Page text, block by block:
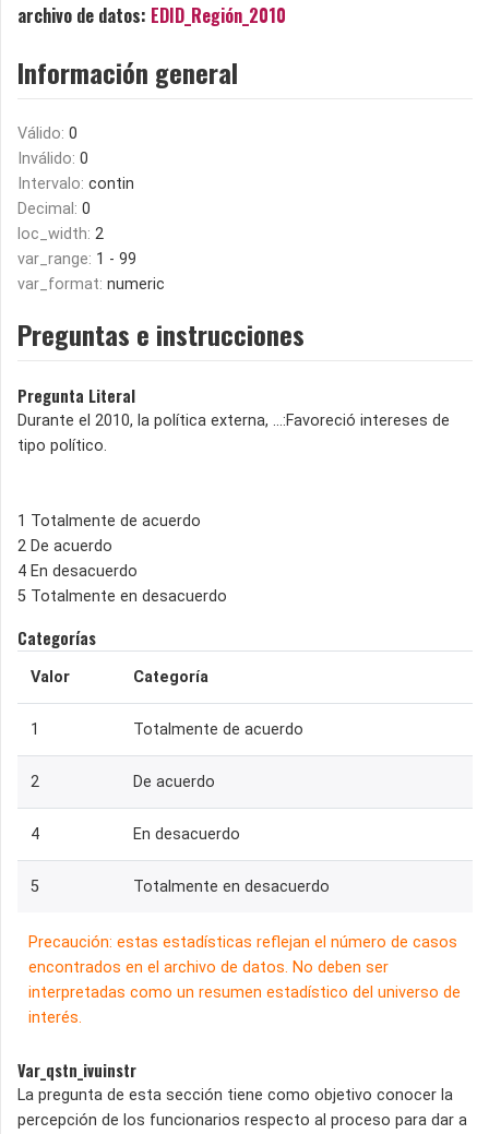
archivo de datos: EDID_Región_2010
Información general
Válido: 0
Inválido: 0
Intervalo: contin
Decimal: 0
loc_width: 2
var_range: 1 - 99
var_format: numeric
Preguntas e instrucciones
Pregunta Literal
Durante el 2010, la política externa, …:Favoreció intereses de
tipo político.
1 Totalmente de acuerdo
2 De acuerdo
4 En desacuerdo
5 Totalmente en desacuerdo
Categorías
Valor Categoría
1 Totalmente de acuerdo
2 De acuerdo
4 En desacuerdo
5 Totalmente en desacuerdo
Precaución: estas estadísticas reflejan el número de casos
encontrados en el archivo de datos. No deben ser
interpretadas como un resumen estadístico del universo de
interés.
Var_qstn_ivuinstr
La pregunta de esta sección tiene como objetivo conocer la
percepción de los funcionarios respecto al proceso para dar a